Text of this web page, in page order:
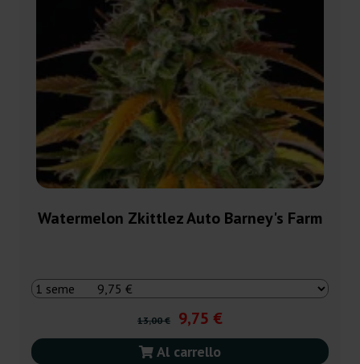
Watermelon Zkittlez Auto Barney's Farm
13,00 € 9,75 €
Al carrello